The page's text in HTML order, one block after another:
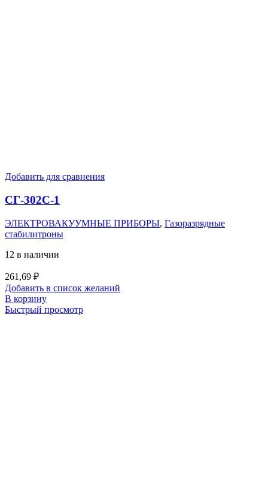
Добавить для сравнения
СГ-302С-1
ЭЛЕКТРОВАКУУМНЫЕ ПРИБОРЫ, Газоразрядные
стабилитроны
12 в наличии
261,69 ₽
Добавить в список желаний
В корзину
Быстрый просмотр